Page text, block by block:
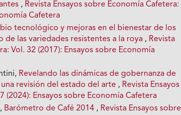
, Revista Ensayos sobre Economía Cafetera:
Cafetera
tecnológico y mejoras en el bienestar de los
de las variedades resistentes a la roya , Revista
Vol. 32 (2017): Ensayos sobre Economía
Revelando las dinámicas de gobernanza de
revisión del estado del arte , Revista Ensayos
(2024): Ensayos sobre Economía Cafetera
Barómetro de Café 2014 , Revista Ensayos sobre